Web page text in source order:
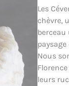
Les
chèvre,
Nous
leurs